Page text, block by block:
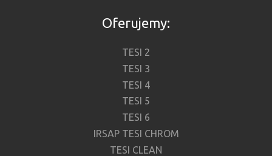
Oferujemy:
TESI 2
TESI 3
TESI 4
TESI 5
TESI 6
IRSAP TESI CHROM
TESI CLEAN